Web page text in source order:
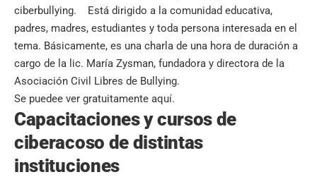
ciberbullying. Está dirigido a la comunidad educativa,
padres, madres, estudiantes y toda persona interesada en el
tema. Básicamente, es una charla de una hora de duración a
cargo de la lic. María Zysman, fundadora y directora de la
Asociación Civil Libres de Bullying.
Se puedee ver gratuitamente aquí.
Capacitaciones y cursos de
ciberacoso de distintas
instituciones